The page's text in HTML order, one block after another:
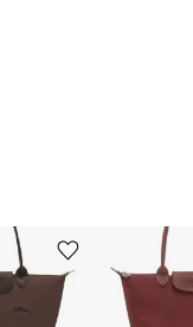
Ürünü istek listesine ekle veya listeden çıkar